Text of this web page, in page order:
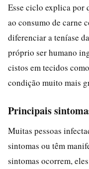
Esse ciclo explica por
ao consumo de carne
diferenciar a teníase da
próprio ser humano
cistos em tecidos
condição muito mais
Principais
Muitas pessoas
sintomas ou têm
sintomas ocorrem,